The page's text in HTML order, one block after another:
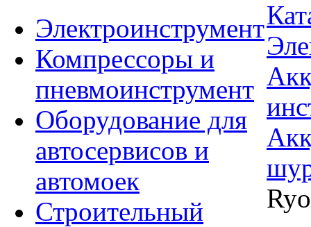
Электроинструмент
Компрессоры и
пневмоинструмент
Оборудование для
автосервисов и
автомоек
Строительный